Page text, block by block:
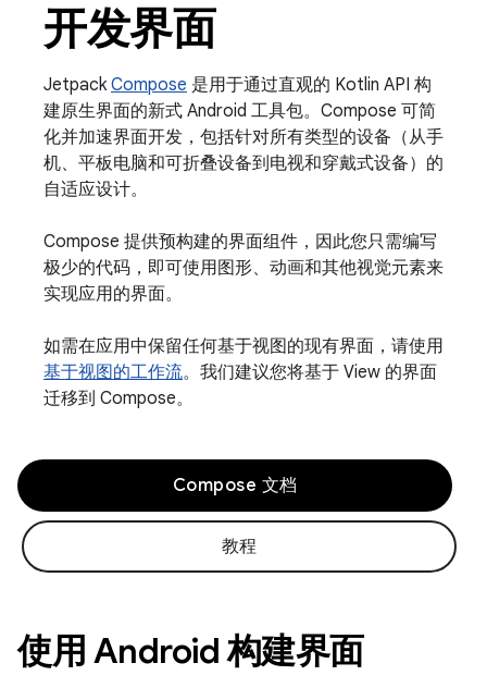
开发界面
Jetpack Compose 是用于通过直观的 Kotlin API 构
建原生界面的新式 Android 工具包。Compose 可简
化并加速界面开发，包括针对所有类型的设备（从手
机、平板电脑和可折叠设备到电视和穿戴式设备）的
自适应设计。
Compose 提供预构建的界面组件，因此您只需编写
极少的代码，即可使用图形、动画和其他视觉元素来
实现应用的界面。
如需在应用中保留任何基于视图的现有界面，请使用
基于视图的工作流。我们建议您将基于 View 的界面
迁移到 Compose。
Compose 文档
教程
使用 Android 构建界面